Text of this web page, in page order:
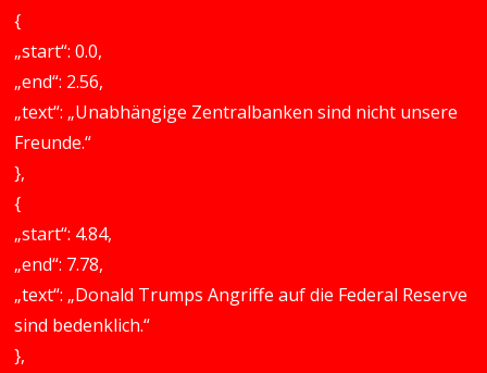
{
„start“: 0.0,
„end“: 2.56,
„text“: „Unabhängige Zentralbanken sind nicht unsere
Freunde.“
},
{
„start“: 4.84,
„end“: 7.78,
„text“: „Donald Trumps Angriffe auf die Federal Reserve
sind bedenklich.“
},